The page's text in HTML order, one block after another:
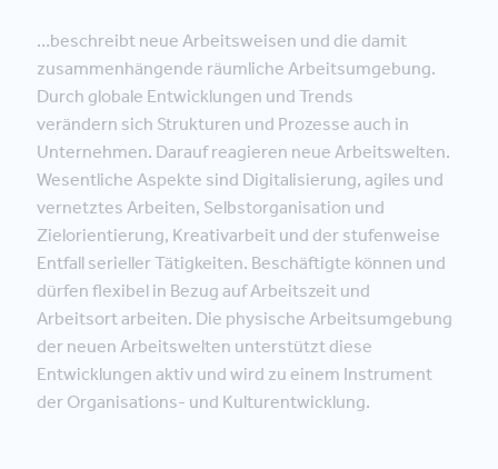
…beschreibt neue Arbeitsweisen und die damit
zusammenhängende räumliche Arbeitsumgebung.
Durch globale Entwicklungen und Trends
verändern sich Strukturen und Prozesse auch in
Unternehmen. Darauf reagieren neue Arbeitswelten.
Wesentliche Aspekte sind Digitalisierung, agiles und
vernetztes Arbeiten, Selbstorganisation und
Zielorientierung, Kreativarbeit und der stufenweise
Entfall serieller Tätigkeiten. Beschäftigte können und
dürfen flexibel in Bezug auf Arbeitszeit und
Arbeitsort arbeiten. Die physische Arbeitsumgebung
der neuen Arbeitswelten unterstützt diese
Entwicklungen aktiv und wird zu einem Instrument
der Organisations- und Kulturentwicklung.